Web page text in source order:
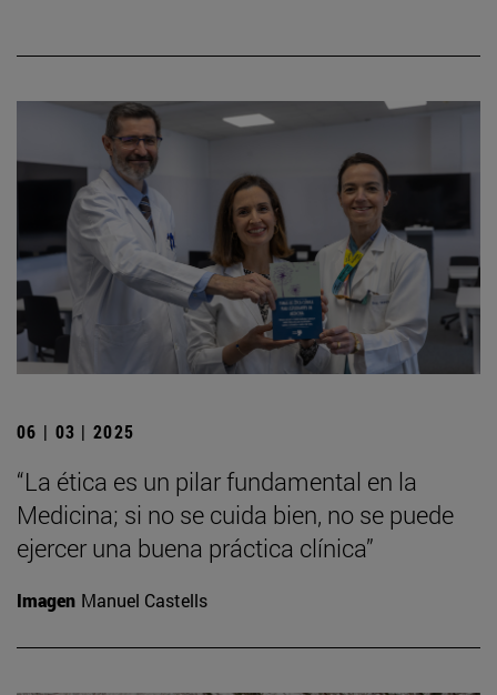
06 | 03 | 2025
“La ética es un pilar fundamental en la
Medicina; si no se cuida bien, no se puede
ejercer una buena práctica clínica”
Imagen Manuel Castells